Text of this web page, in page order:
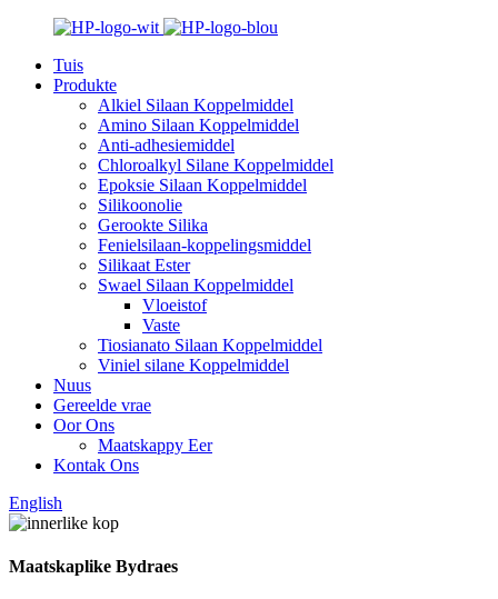
Tuis
Produkte
Alkiel Silaan Koppelmiddel
Amino Silaan Koppelmiddel
Anti-adhesiemiddel
Chloroalkyl Silane Koppelmiddel
Epoksie Silaan Koppelmiddel
Silikoonolie
Gerookte Silika
Fenielsilaan-koppelingsmiddel
Silikaat Ester
Swael Silaan Koppelmiddel
Vloeistof
Vaste
Tiosianato Silaan Koppelmiddel
Viniel silane Koppelmiddel
Nuus
Gereelde vrae
Oor Ons
Maatskappy Eer
Kontak Ons
English
Maatskaplike Bydraes